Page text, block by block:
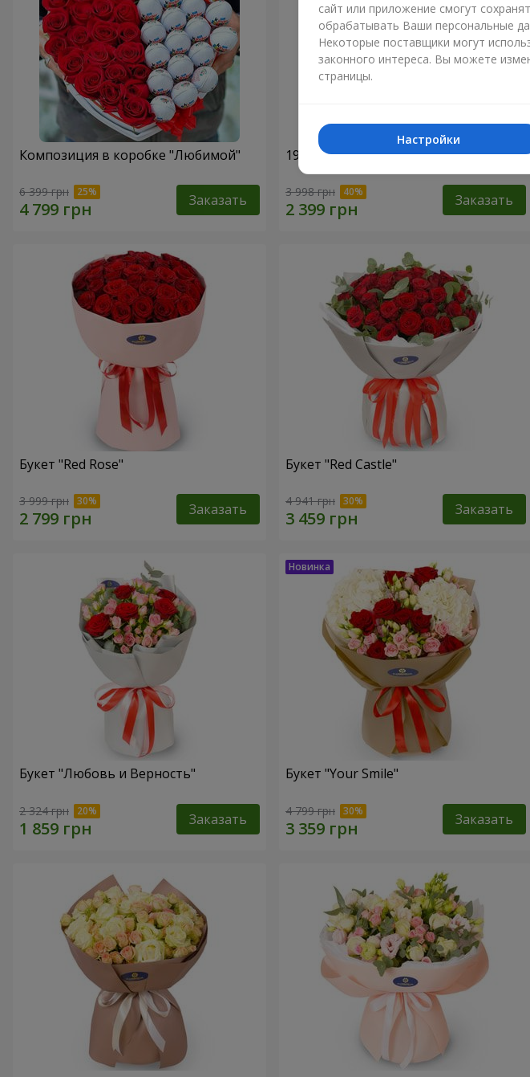
Композиция в коробке "Любимой"
6 399 грн Заказать
19 красных роз с Пандой
3 998 грн Заказать
Букет "Red Rose"
3 999 грн Заказать
Букет "Red Castle"
4 941 грн Заказать
Букет "Любовь и Верность"
2 324 грн Заказать
Букет "Your Smile"
4 799 грн Заказать
сайт или приложение смогут
обрабатывать Ваши персональные
Некоторые поставщики могут
законного интереса. Вы можете
страницы.
Настройки